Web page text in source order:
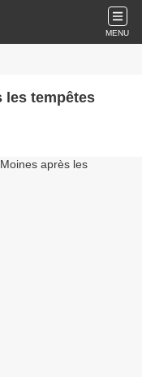
MENU
les tempêtes